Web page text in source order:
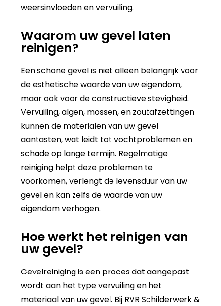
weersinvloeden en vervuiling.
Waarom uw gevel laten
reinigen?
Een schone gevel is niet alleen belangrijk voor
de esthetische waarde van uw eigendom,
maar ook voor de constructieve stevigheid.
Vervuiling, algen, mossen, en zoutafzettingen
kunnen de materialen van uw gevel
aantasten, wat leidt tot vochtproblemen en
schade op lange termijn. Regelmatige
reiniging helpt deze problemen te
voorkomen, verlengt de levensduur van uw
gevel en kan zelfs de waarde van uw
eigendom verhogen.
Hoe werkt het reinigen van
uw gevel?
Gevelreiniging is een proces dat aangepast
wordt aan het type vervuiling en het
materiaal van uw gevel. Bij RVR Schilderwerk &